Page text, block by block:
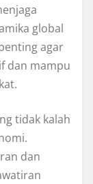
global
agar
dan mampu
tidak kalah
dan